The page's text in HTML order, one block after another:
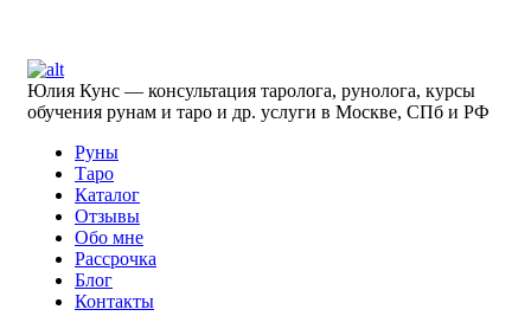
Юлия Кунс — консультация таролога, рунолога, курсы
обучения рунам и таро и др. услуги в Москве, СПб и РФ
Руны
Таро
Каталог
Отзывы
Обо мне
Рассрочка
Блог
Контакты